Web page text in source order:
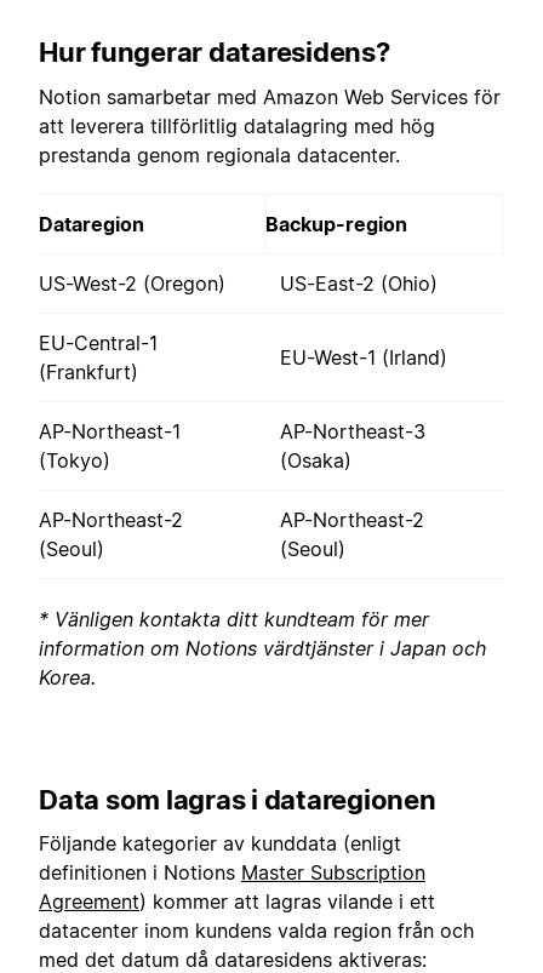
Hur fungerar dataresidens?
Notion samarbetar med Amazon Web Services för
att leverera tillförlitlig datalagring med hög
prestanda genom regionala datacenter.
Dataregion Backup-region
US-West-2 (Oregon) US-East-2 (Ohio)
EU-Central-1
(Frankfurt)
EU-West-1 (Irland)
AP-Northeast-1
(Tokyo)
AP-Northeast-3
(Osaka)
AP-Northeast-2
(Seoul)
AP-Northeast-2
(Seoul)
* Vänligen kontakta ditt kundteam för mer
information om Notions värdtjänster i Japan och
Korea.
Data som lagras i dataregionen
Följande kategorier av kunddata (enligt
definitionen i Notions Master Subscription
Agreement) kommer att lagras vilande i ett
datacenter inom kundens valda region från och
med det datum då dataresidens aktiveras: